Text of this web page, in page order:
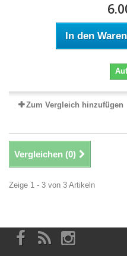
In den
Zum Vergleich hinzufügen
Vergleichen (0)
Zeige 1 - 3 von 3 Artikeln